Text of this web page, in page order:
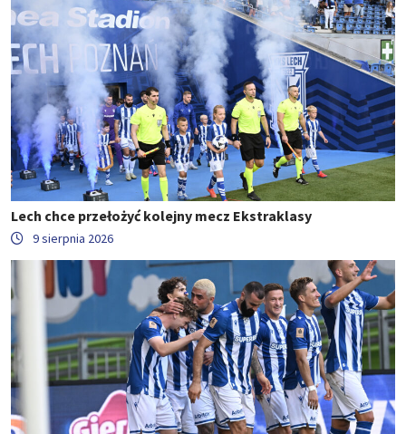
Lech chce przełożyć kolejny mecz Ekstraklasy
9 sierpnia 2026